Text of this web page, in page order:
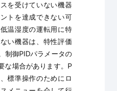
を受けていない機器
トを達成できない可
温湿度の運転用に特
い機器は、特性評価
制御PIDパラメータの
な場合があります。P
標準操作のためにロ